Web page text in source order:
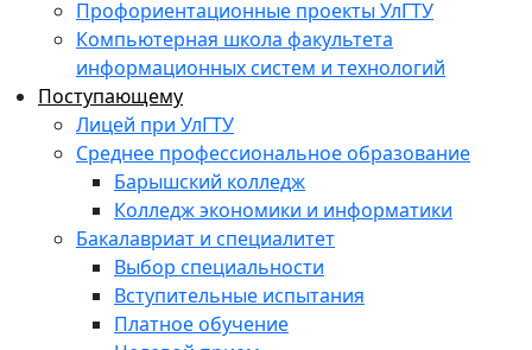
Профориентационные проекты УлГТУ
Компьютерная школа факультета
информационных систем и технологий
Поступающему
Лицей при УлГТУ
Среднее профессиональное образование
Барышский колледж
Колледж экономики и информатики
Бакалавриат и специалитет
Выбор специальности
Вступительные испытания
Платное обучение